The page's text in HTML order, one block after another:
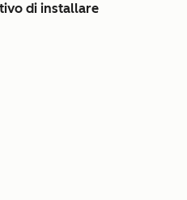
di installare